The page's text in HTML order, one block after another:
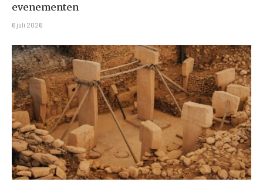
evenementen
6 juli 2026